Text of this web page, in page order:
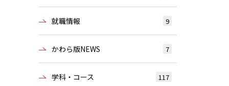
就職情報 9
かわら版NEWS 7
学科・コース 117